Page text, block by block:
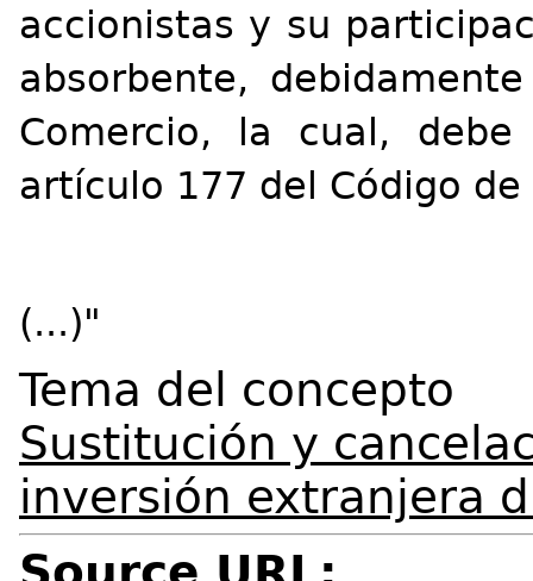
accionistas y su
absorbente,
Comercio, la cual,
artículo 177 del Código de
(...)"
Tema del concepto
Sustitución y
inversión extranjera